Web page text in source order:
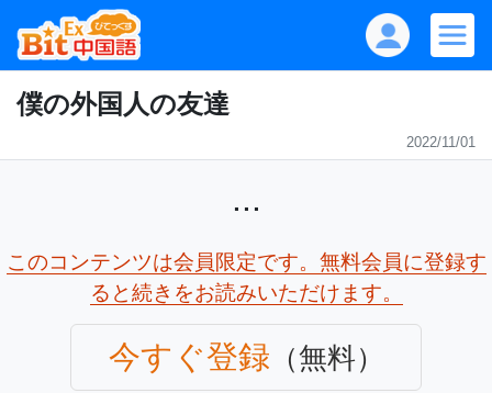
僕の外国人の友達
2022/11/01
...
このコンテンツは会員限定です。無料会員に登録す
ると続きをお読みいただけます。
今すぐ登録 （無料）